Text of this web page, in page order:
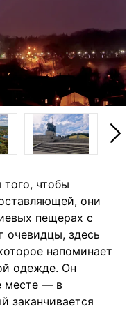
чтобы
они
пещерах с
очевидцы, здесь
напоминает
одежде. Он
месте — в
заканчивается